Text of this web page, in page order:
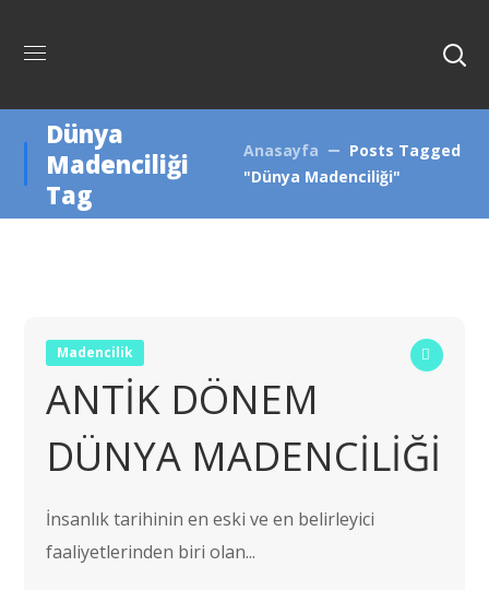
Dünya
Madenciliği
Tag
Anasayfa
Posts Tagged
"Dünya Madenciliği"
Madencilik
ANTİK DÖNEM
DÜNYA MADENCİLİĞİ
İnsanlık tarihinin en eski ve en belirleyici
faaliyetlerinden biri olan...